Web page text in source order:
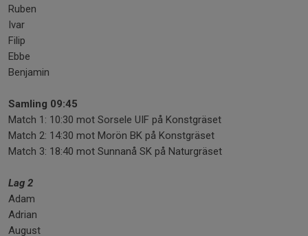
Ruben
Ivar
Filip
Ebbe
Benjamin
Samling 09:45
Match 1: 10:30 mot Sorsele UIF på Konstgräset
Match 2: 14:30 mot Morön BK på Konstgräset
Match 3: 18:40 mot Sunnanå SK på Naturgräset
Lag 2
Adam
Adrian
August